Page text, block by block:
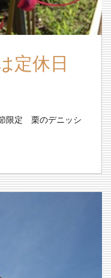
定休日
限定 栗のデニッシ